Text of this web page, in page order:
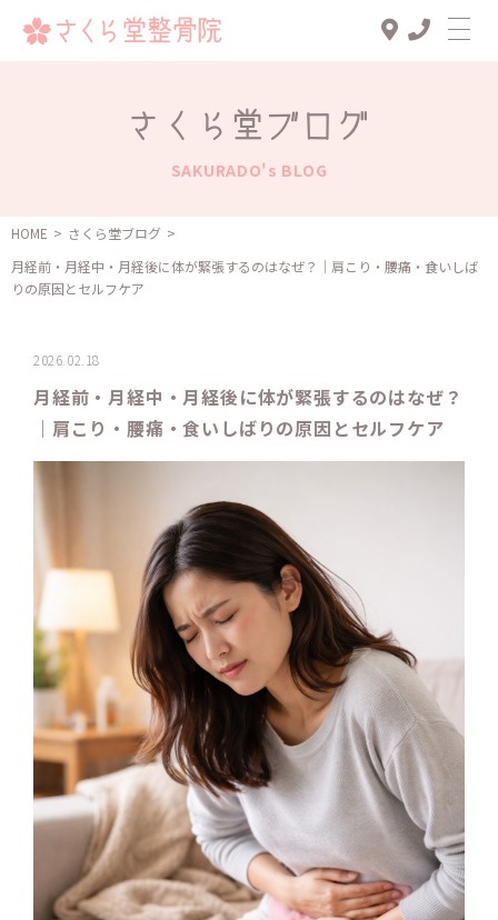
診療メニュー
患者様の声
ブログ
さくら堂ブログ
SAKURADO's BLOG
HOME > さくら堂ブログ >
月経前・月経中・月経後に体が緊張するのはなぜ？｜肩こり・腰痛・食いしば
りの原因とセルフケア
2026.02.18
月経前・月経中・月経後に体が緊張するのはなぜ？
｜肩こり・腰痛・食いしばりの原因とセルフケア